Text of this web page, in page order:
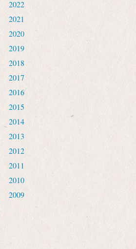
2022
2021
2020
2019
2018
2017
2016
2015
2014
2013
2012
2011
2010
2009